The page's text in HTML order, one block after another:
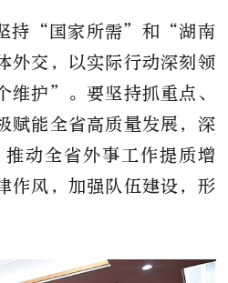
持 “国家所需”和“湖南
外交，以实际行动深刻领
护”。要坚持抓重点、
赋能全省高质量发展，深
动全省外事工作提质增
作风，加强队伍建设，形